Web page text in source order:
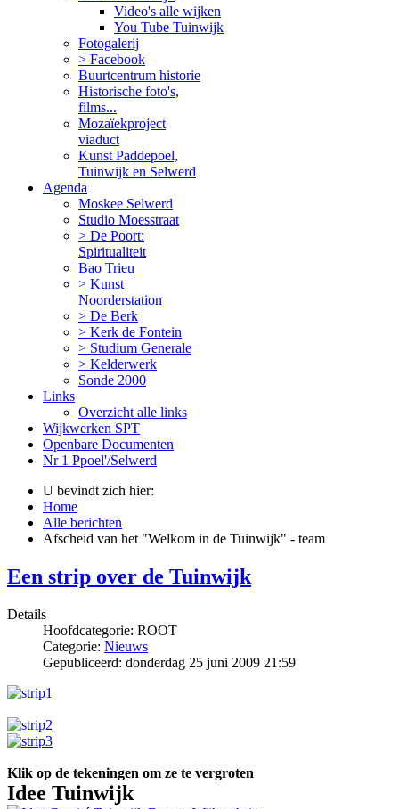
Video's alle wijken
You Tube Tuinwijk
Fotogalerij
> Facebook
Buurtcentrum historie
Historische foto's,
films...
Mozaïekproject
viaduct
Kunst Paddepoel,
Tuinwijk en Selwerd
Agenda
Moskee Selwerd
Studio Moesstraat
> De Poort:
Spiritualiteit
Bao Trieu
> Kunst
Noorderstation
> De Berk
> Kerk de Fontein
> Studium Generale
> Kelderwerk
Sonde 2000
Links
Overzicht alle links
Wijkwerken SPT
Openbare Documenten
Nr 1 Ppoel'/Selwerd
U bevindt zich hier:
Home
Alle berichten
Afscheid van het "Welkom in de Tuinwijk" - team
Een strip over de Tuinwijk
Details
Hoofdcategorie: ROOT
Categorie: Nieuws
Gepubliceerd: donderdag 25 juni 2009 21:59
Klik op de tekeningen om ze te vergroten
Idee Tuinwijk